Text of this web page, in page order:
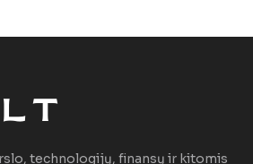
technologijų, finansų ir kitomis